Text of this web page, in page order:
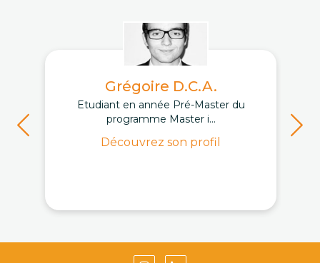
Grégoire D.C.A.
Etudiant en année Pré-Master du
programme Master i...
Découvrez son profil